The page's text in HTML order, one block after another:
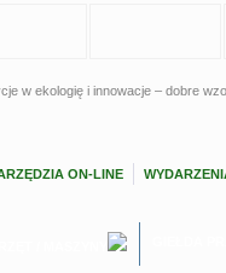
w ekologię i innowacje – dobre
ON-LINE